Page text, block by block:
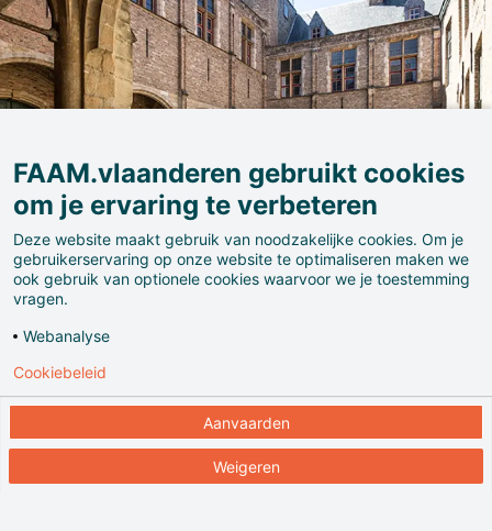
In Hof Bladelin in het hart van Brugge adem je de
middeleeuwen. Gebouwd in 1435 in de Bourgondische
Gouden Eeuw, bewoond door vele adellijke families en
vandaag het onderdak van het klooster O.L.V.
FAAM.vlaanderen gebruikt cookies
om je ervaring te verbeteren
Deze website maakt gebruik van noodzakelijke cookies. Om je
gebruikerservaring op onze website te optimaliseren maken we
ook gebruik van optionele cookies waarvoor we je toestemming
vragen.
Webanalyse
Aanvaarden
Weigeren
Cookiebeleid